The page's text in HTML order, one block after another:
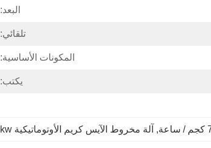
البعد:
تلقائي:
المكونات الأساسية:
يكتب:
, آلة مخروط الآيس كريم الأوتوماتيكية 3.37kw